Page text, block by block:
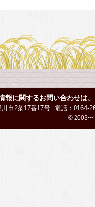
報に関するお問い合わせは、
市2条17番17号 電話：0164-
© 2003〜